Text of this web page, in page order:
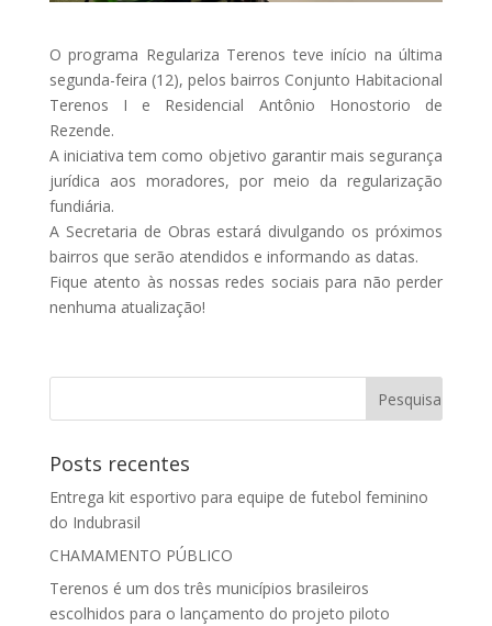
O programa Regulariza Terenos teve início na última
segunda-feira (12), pelos bairros Conjunto Habitacional
Terenos I e Residencial Antônio Honostorio de
Rezende.
A iniciativa tem como objetivo garantir mais segurança
jurídica aos moradores, por meio da regularização
fundiária.
A Secretaria de Obras estará divulgando os próximos
bairros que serão atendidos e informando as datas.
Fique atento às nossas redes sociais para não perder
nenhuma atualização!
Posts recentes
Entrega kit esportivo para equipe de futebol feminino
do Indubrasil
CHAMAMENTO PÚBLICO
Terenos é um dos três municípios brasileiros
escolhidos para o lançamento do projeto piloto